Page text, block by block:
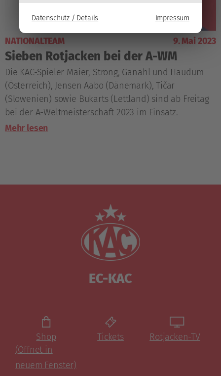
Datenschutz / Details Impressum
NATIONALTEAM 9. Mai 2023
Sieben Rotjacken bei der A-WM
Die KAC-Spieler Maier, Strong, Ganahl und Haudum
(Österreich), Jensen Aabo (Dänemark), Tičar
(Slowenien) sowie Bukarts (Lettland) sind ab Freitag
bei der A-Weltmeisterschaft 2023 im Einsatz.
Mehr lesen
EC-KAC
Shop
(Öffnet in
neuem Fenster)
Tickets Rotjacken-TV